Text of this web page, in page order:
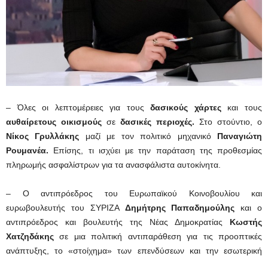
– Όλες οι λεπτομέρειες για τουςδασικούς χάρτεςκαι τους
αυθαίρετους οικισμούς σε δασικές περιοχές. Στο στούντιο, ο
Νίκος Γρυλλάκης μαζί με τον πολιτικό μηχανικό Παναγιώτη
Ρουμανέα. Επίσης, τι ισχύει με την παράταση της προθεσμίας
πληρωμής ασφαλίστρων για τα ανασφάλιστα αυτοκίνητα.
– Ο αντιπρόεδρος του Ευρωπαϊκού Κοινοβουλίου και
ευρωβουλευτής του ΣΥΡΙΖΑ Δημήτρης Παπαδημούλης και ο
αντιπρόεδρος και βουλευτής της Νέας Δημοκρατίας Κωστής
Χατζηδάκης σε μια πολιτική αντιπαράθεση για τις προοπτικές
ανάπτυξης, το «στοίχημα» των επενδύσεων και την εσωτερική